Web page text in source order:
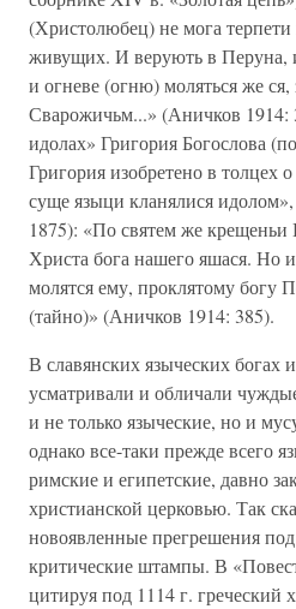
(Христолюбец) не мога терпети
живущих. И верують в Перуна,
и огневе (огню) моляться же ся,
Сварожичьм...» (Аничков 1914:
идолах» Григория Богослова
Григория изобретено в толцех
суще языци кланялися
1875): «По святем же
Христа бога нашего яшася. Но
молятся ему, проклятому богу
(тайно)» (Аничков 1914: 385).
В славянских языческих богах
усматривали и обличали
и не только языческие, но и
однако все-таки прежде всего
римские и египетские, давно
христианской церковью. Так
новоявленные прегрешения
критические штампы. В
цитируя под 1114 г. греческий